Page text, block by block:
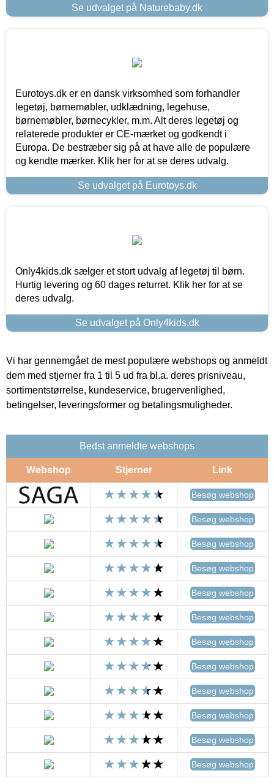
Se udvalget på Naturebaby.dk
Eurotoys.dk er en dansk virksomhed som forhandler
legetøj, børnemøbler, udklædning, legehuse,
børnemøbler, børnecykler, m.m. Alt deres legetøj og
relaterede produkter er CE-mærket og godkendt i
Europa. De bestræber sig på at have alle de populære
og kendte mærker. Klik her for at se deres udvalg.
Se udvalget på Eurotoys.dk
Only4kids.dk sælger et stort udvalg af legetøj til børn.
Hurtig levering og 60 dages returret. Klik her for at se
deres udvalg.
Se udvalget på Only4kids.dk
Vi har gennemgået de mest populære webshops og anmeldt
dem med stjerner fra 1 til 5 ud fra bl.a. deres prisniveau,
sortimentstørrelse, kundeservice, brugervenlighed,
betingelser, leveringsformer og betalingsmuligheder.
Bedst anmeldte webshops
Webshop Stjerner Link
Besøg webshop
Besøg webshop
Besøg webshop
Besøg webshop
Besøg webshop
Besøg webshop
Besøg webshop
Besøg webshop
Besøg webshop
Besøg webshop
Besøg webshop
Besøg webshop